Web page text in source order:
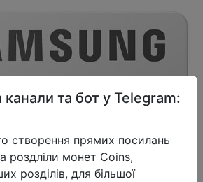
та бот у Telegram:
створення прямих посилань
роздліли монет Coins,
розділів, для більшої